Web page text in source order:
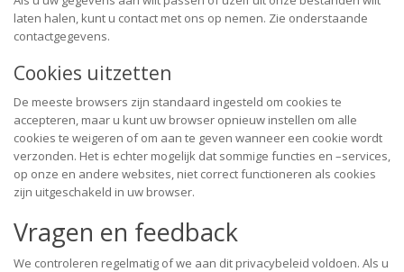
laten halen, kunt u contact met ons op nemen. Zie onderstaande
contactgegevens.
Cookies uitzetten
De meeste browsers zijn standaard ingesteld om cookies te
accepteren, maar u kunt uw browser opnieuw instellen om alle
cookies te weigeren of om aan te geven wanneer een cookie wordt
verzonden. Het is echter mogelijk dat sommige functies en –services,
op onze en andere websites, niet correct functioneren als cookies
zijn uitgeschakeld in uw browser.
Vragen en feedback
We controleren regelmatig of we aan dit privacybeleid voldoen. Als u